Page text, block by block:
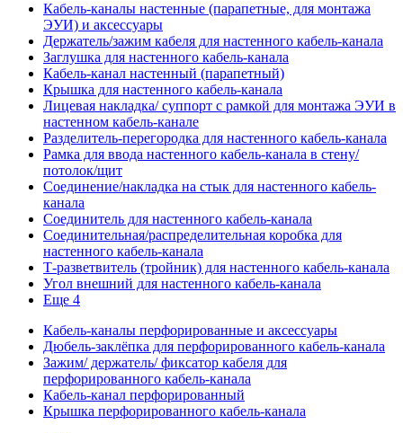
Кабель-каналы настенные (парапетные, для монтажа
ЭУИ) и аксессуары
Держатель/зажим кабеля для настенного кабель-канала
Заглушка для настенного кабель-канала
Кабель-канал настенный (парапетный)
Крышка для настенного кабель-канала
Лицевая накладка/ суппорт с рамкой для монтажа ЭУИ в
настенном кабель-канале
Разделитель-перегородка для настенного кабель-канала
Рамка для ввода настенного кабель-канала в стену/
потолок/щит
Соединение/накладка на стык для настенного кабель-
канала
Соединитель для настенного кабель-канала
Соединительная/распределительная коробка для
настенного кабель-канала
Т-разветвитель (тройник) для настенного кабель-канала
Угол внешний для настенного кабель-канала
Еще 4
Кабель-каналы перфорированные и аксессуары
Дюбель-заклёпка для перфорированного кабель-канала
Зажим/ держатель/ фиксатор кабеля для
перфорированного кабель-канала
Кабель-канал перфорированный
Крышка перфорированного кабель-канала